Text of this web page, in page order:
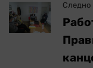
Следно